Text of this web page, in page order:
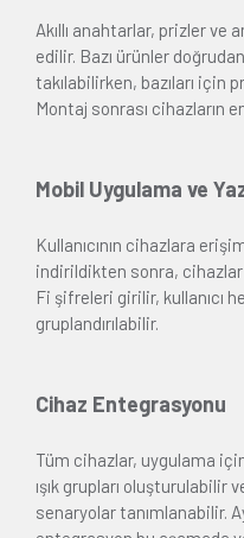
Akıllı anahtarlar, prizler
edilir. Bazı ürünler
takılabilirken, bazıları için
Montaj sonrası cihazların
Mobil Uygulama ve
Kullanıcının cihazlara
indirildikten sonra, cihazlar
Fi şifreleri girilir, kullanıcı
gruplandırılabilir.
Cihaz Entegrasyonu
Tüm cihazlar, uygulama
ışık grupları oluşturulabilir
senaryolar tanımlanabilir.